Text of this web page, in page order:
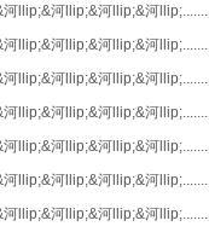
llip;&河llip;&河llip;&河
llip;&河llip;&河llip;&河
llip;&河llip;&河llip;&河
llip;&河llip;&河llip;&河
llip;&河llip;&河llip;&河
llip;&河llip;&河llip;&河
llip;&河llip;&河llip;&河